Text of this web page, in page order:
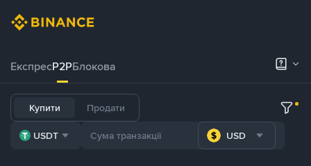
ЕкспресP2PБлокова
Купити Продати
USDT USD